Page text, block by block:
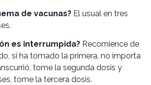
de vacunas? El usual en tres
es interrumpida? Recomience de
si ha tomado la primera, no importa
tome la segunda dosis y
tome la tercera dosis.